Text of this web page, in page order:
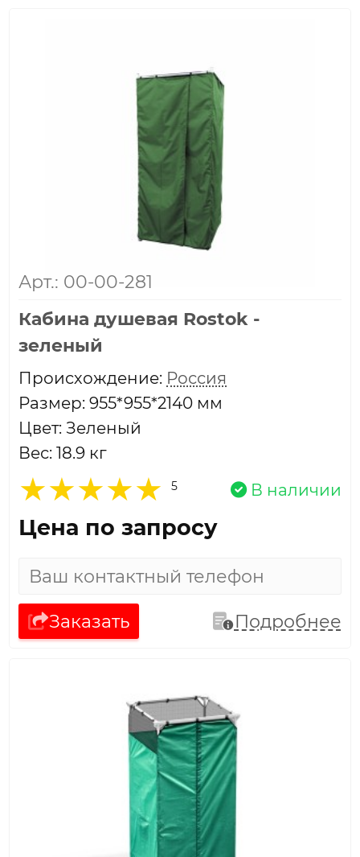
Арт.: 00-00-281
Кабина душевая Rostok -
зеленый
Проиcхождение: Россия
Размер: 955*955*2140 мм
Цвет: Зеленый
Вес: 18.9 кг
5 В наличии
Цена по запросу
Заказать Подробнее